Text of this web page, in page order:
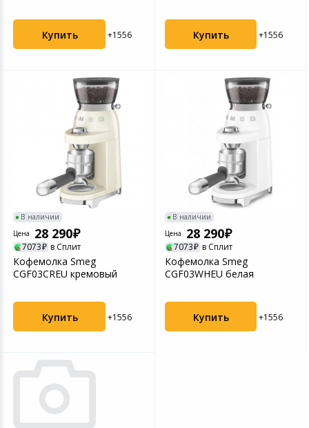
Купить +1556 Купить +1556
В наличии
Цена
28 290
7073 в Сплит
Кофемолка Smeg
CGF03CREU кремовый
Купить +1556
В наличии
Цена
28 290
7073 в Сплит
Кофемолка Smeg
CGF03WHEU белая
Купить +1556